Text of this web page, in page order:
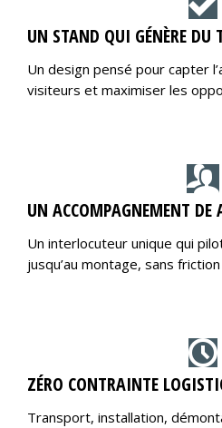
UN STAND QUI GÉNÈRE DU
Un design pensé pour capter
visiteurs et maximiser les
UN ACCOMPAGNEMENT DE
Un interlocuteur unique qui
jusqu’au montage, sans
ZÉRO CONTRAINTE
Transport, installation,